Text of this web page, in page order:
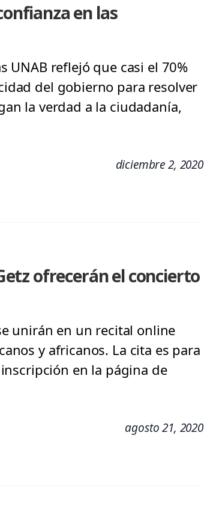
en las
UNAB reflejó que casi el 70%
del gobierno para resolver
la verdad a la ciudadanía,
diciembre 2, 2020
ofrecerán el concierto
unirán en un recital online
y africanos. La cita es para
en la página de
agosto 21, 2020